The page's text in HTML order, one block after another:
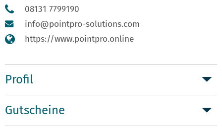
08131 7799190
info@pointpro-solutions.com
https://www.pointpro.online
Profil
Gutscheine